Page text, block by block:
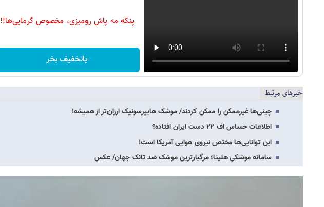
پنکه مه پاش رومیزی، مخصوص گرمایی‌ها!!
باتخفیف بخر
خبرهای مرتبط
چینی‌ها غیرممکن را ممکن کردند/ موشک‌ هایپرسونیک ارزان‌تر از همیشه!
اطلاعات حساس اف ۲۲ دست ایران افتاده؟
این توانایی‌ها مختص نیروی هوایی آمریکا است!
سامانه موشکی هلینا؛ مرگبارترین موشک ضد تانک جهان/ عکس